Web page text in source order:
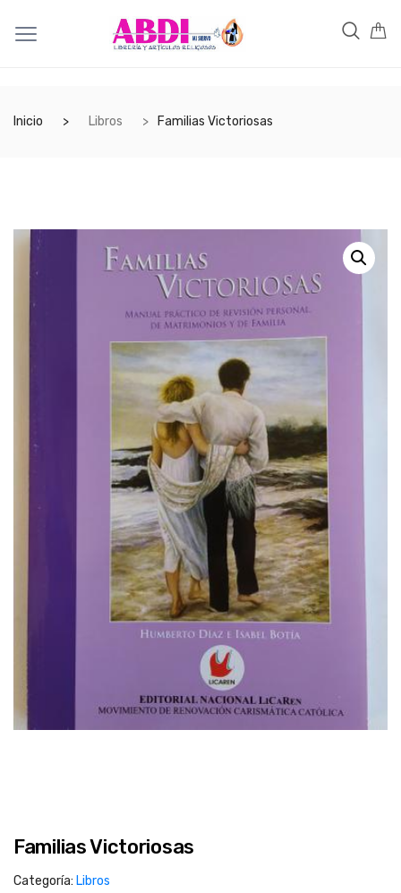
Inicio Libros Familias Victoriosas
Familias Victoriosas
Categoría: Libros